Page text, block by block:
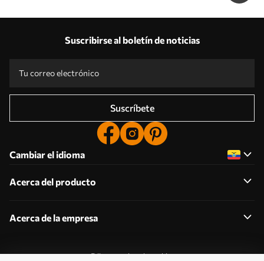
Suscribirse al boletín de noticias
Suscríbete
Cambiar el idioma
Acerca del producto
Acerca de la empresa
Editar permisos de cookies